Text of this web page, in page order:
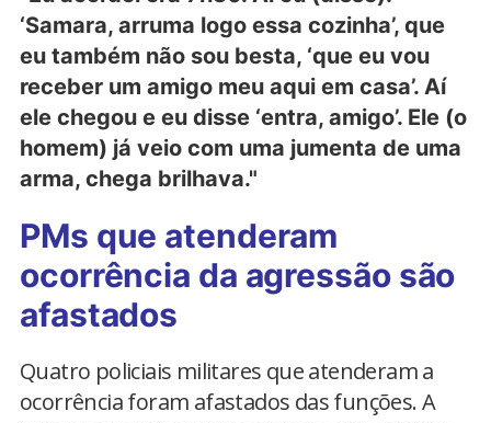
‘Samara, arruma logo essa cozinha’, que
eu também não sou besta, ‘que eu vou
receber um amigo meu aqui em casa’. Aí
ele chegou e eu disse ‘entra, amigo’. Ele (o
homem) já veio com uma jumenta de uma
arma, chega brilhava."
PMs que atenderam
ocorrência da agressão são
afastados
Quatro policiais militares que atenderam a
ocorrência foram afastados das funções. A